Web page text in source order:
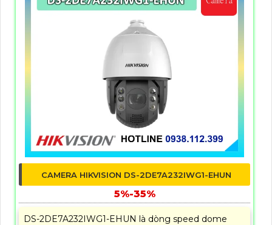
CAMERA HIKVISION DS-2DE7A232IWG1-EHUN
5%-35%
DS-2DE7A232IWG1-EHUN là dòng speed dome